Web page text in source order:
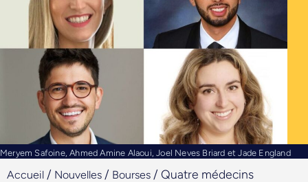
Meryem Safoine, Ahmed Amine Alaoui, Joel Neves Briard et Jade England
Accueil / Nouvelles / Bourses / Quatre médecins